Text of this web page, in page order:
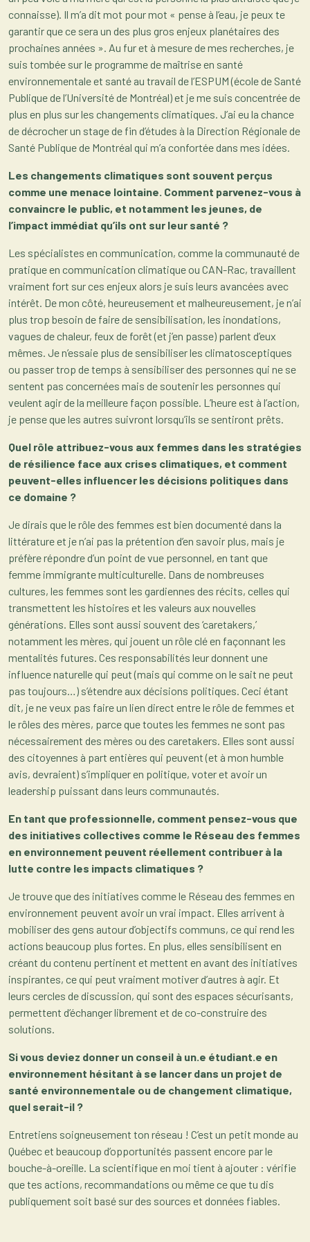
connaisse). Il m’a dit mot pour mot « pense à l’eau, je peux te
garantir que ce sera un des plus gros enjeux planétaires des
prochaines années ». Au fur et à mesure de mes recherches, je
suis tombée sur le programme de maîtrise en santé
environnementale et santé au travail de l’ESPUM (école de Santé
Publique de l’Université de Montréal) et je me suis concentrée de
plus en plus sur les changements climatiques. J’ai eu la chance
de décrocher un stage de fin d’études à la Direction Régionale de
Santé Publique de Montréal qui m’a confortée dans mes idées.
Les changements climatiques sont souvent perçus
comme une menace lointaine. Comment parvenez-vous à
convaincre le public, et notamment les jeunes, de
l’impact immédiat qu’ils ont sur leur santé ?
Les spécialistes en communication, comme la communauté de
pratique en communication climatique ou CAN-Rac, travaillent
vraiment fort sur ces enjeux alors je suis leurs avancées avec
intérêt. De mon côté, heureusement et malheureusement, je n’ai
plus trop besoin de faire de sensibilisation, les inondations,
vagues de chaleur, feux de forêt (et j’en passe) parlent d’eux
mêmes. Je n’essaie plus de sensibiliser les climatosceptiques
ou passer trop de temps à sensibiliser des personnes qui ne se
sentent pas concernées mais de soutenir les personnes qui
veulent agir de la meilleure façon possible. L’heure est à l’action,
je pense que les autres suivront lorsqu’ils se sentiront prêts.
Quel rôle attribuez-vous aux femmes dans les stratégies
de résilience face aux crises climatiques, et comment
peuvent-elles influencer les décisions politiques dans
ce domaine ?
Je dirais que le rôle des femmes est bien documenté dans la
littérature et je n’ai pas la prétention d’en savoir plus, mais je
préfère répondre d’un point de vue personnel, en tant que
femme immigrante multiculturelle. Dans de nombreuses
cultures, les femmes sont les gardiennes des récits, celles qui
transmettent les histoires et les valeurs aux nouvelles
générations. Elles sont aussi souvent des ‘caretakers,’
notamment les mères, qui jouent un rôle clé en façonnant les
mentalités futures. Ces responsabilités leur donnent une
influence naturelle qui peut (mais qui comme on le sait ne peut
pas toujours…) s’étendre aux décisions politiques. Ceci étant
dit, je ne veux pas faire un lien direct entre le rôle de femmes et
le rôles des mères, parce que toutes les femmes ne sont pas
nécessairement des mères ou des caretakers. Elles sont aussi
des citoyennes à part entières qui peuvent (et à mon humble
avis, devraient) s’impliquer en politique, voter et avoir un
leadership puissant dans leurs communautés.
En tant que professionnelle, comment pensez-vous que
des initiatives collectives comme le Réseau des femmes
en environnement peuvent réellement contribuer à la
lutte contre les impacts climatiques ?
Je trouve que des initiatives comme le Réseau des femmes en
environnement peuvent avoir un vrai impact. Elles arrivent à
mobiliser des gens autour d’objectifs communs, ce qui rend les
actions beaucoup plus fortes. En plus, elles sensibilisent en
créant du contenu pertinent et mettent en avant des initiatives
inspirantes, ce qui peut vraiment motiver d’autres à agir. Et
leurs cercles de discussion, qui sont des espaces sécurisants,
permettent d’échanger librement et de co-construire des
solutions.
Si vous deviez donner un conseil à un.e étudiant.e en
environnement hésitant à se lancer dans un projet de
santé environnementale ou de changement climatique,
quel serait-il ?
Entretiens soigneusement ton réseau ! C’est un petit monde au
Québec et beaucoup d’opportunités passent encore par le
bouche-à-oreille. La scientifique en moi tient à ajouter : vérifie
que tes actions, recommandations ou même ce que tu dis
publiquement soit basé sur des sources et données fiables.